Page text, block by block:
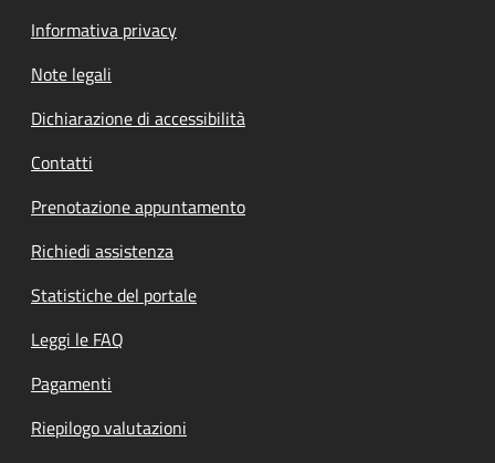
Informativa privacy
Note legali
Dichiarazione di accessibilità
Contatti
Prenotazione appuntamento
Richiedi assistenza
Statistiche del portale
Leggi le FAQ
Pagamenti
Riepilogo valutazioni